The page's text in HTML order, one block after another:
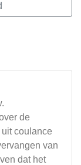
de
coulance
van
dat het